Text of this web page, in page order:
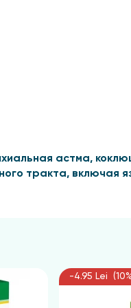
астма,
тракта, включая
горячей воды.
-4.95 Lei